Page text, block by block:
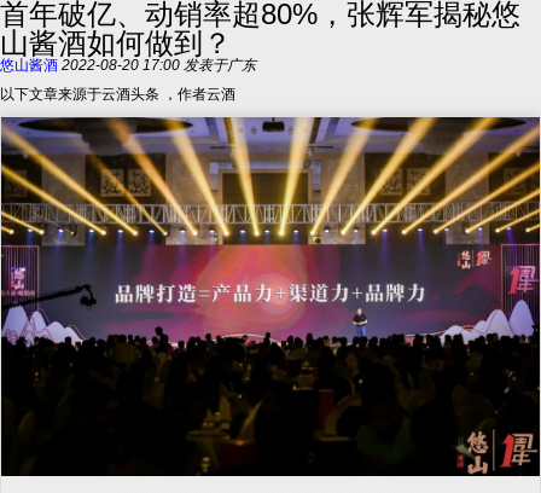
首年破亿、动销率超80%，张辉军揭秘悠
山酱酒如何做到？
悠山酱酒 2022-08-20 17:00 发表于广东
以下文章来源于云酒头条
，作者云酒